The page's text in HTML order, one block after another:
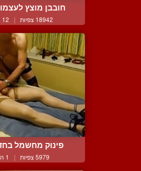
חובבן מוצץ
18942 צפיות | 12 המלצות
פינוק מחשמל
5979 צפיות | 1 המלצות